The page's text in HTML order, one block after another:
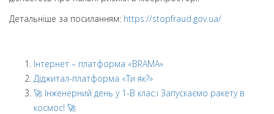
Детальніше за посиланням: https://stopfraud.gov.ua/
Інтернет – платформа «BRAMA»
Діджитал-платформа «Ти як?»
🚀 Інженерний день у 1-В клас:і Запускаємо ракету в
космос! 🚀